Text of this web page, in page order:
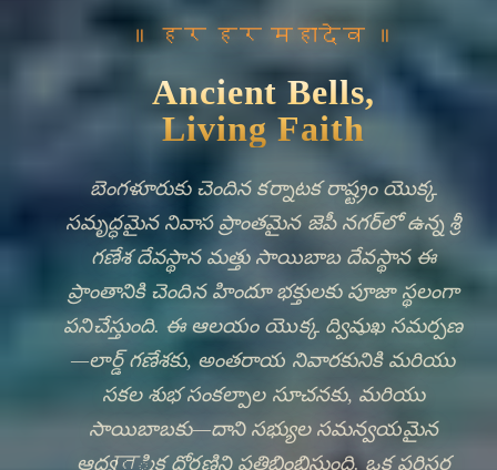
॥ वसुधैव कुटुम्बकम् ॥
Light a Lamp,
Offer a Prayer
Every wick lit, every offering made at శ్రీ గణేశ
దేవస్థాన మత్తు సాయిబాబ దేవస్థాన, joins a river of
devotion that flows through every heart that has
ever sought refuge in శివ.
✦
VIEW AARTI TIMES